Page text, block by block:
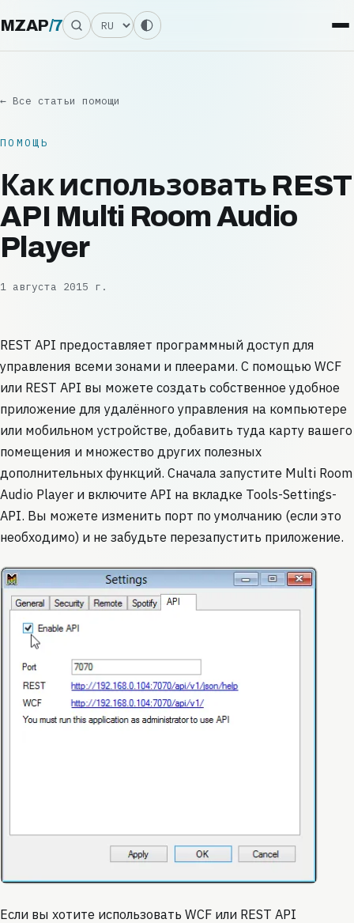
MZAP/7 Язык
← Все статьи помощи
ПОМОЩЬ
Как использовать REST
API Multi Room Audio
Player
1 августа 2015 г.
REST API предоставляет программный доступ для
управления всеми зонами и плеерами. С помощью WCF
или REST API вы можете создать собственное удобное
приложение для удалённого управления на компьютере
или мобильном устройстве, добавить туда карту вашего
помещения и множество других полезных
дополнительных функций. Сначала запустите Multi Room
Audio Player и включите API на вкладке Tools-Settings-
API. Вы можете изменить порт по умолчанию (если это
необходимо) и не забудьте перезапустить приложение.
Если вы хотите использовать WCF или REST API